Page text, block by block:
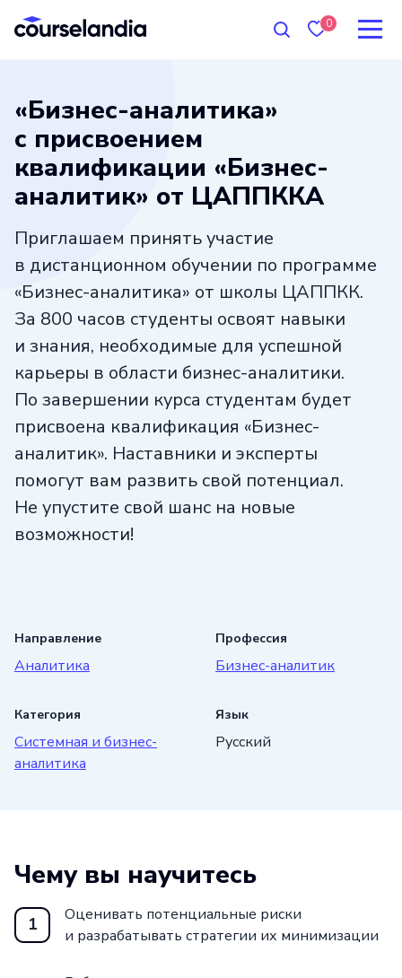
0
«Бизнес-аналитика»
с присвоением
квалификации «Бизнес-
аналитик» от ЦАППККА
Приглашаем принять участие
в дистанционном обучении по программе
«Бизнес-аналитика» от школы ЦАППКК.
За 800 часов студенты освоят навыки
и знания, необходимые для успешной
карьеры в области бизнес-аналитики.
По завершении курса студентам будет
присвоена квалификация «Бизнес-
аналитик». Наставники и эксперты
помогут вам развить свой потенциал.
Не упустите свой шанс на новые
возможности!
Направление
Аналитика
Профессия
Бизнес-аналитик
Категория
Системная и бизнес-
аналитика
Язык
Русский
Чему вы научитесь
1
Оценивать потенциальные риски
и разрабатывать стратегии их минимизации